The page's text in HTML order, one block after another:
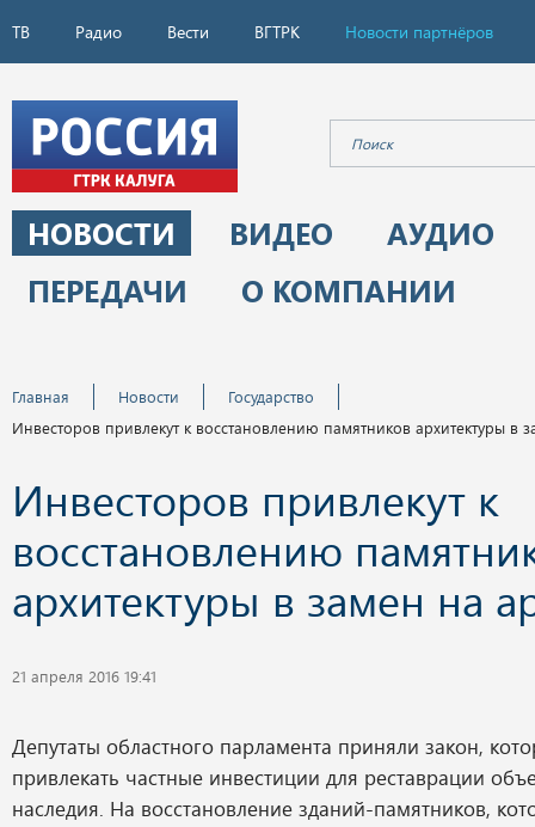
ТВ Радио Вести ВГТРК Новости партнёров
НОВОСТИ ВИДЕО
АУДИО
ПЕРЕДАЧИ
О КОМПАНИИ
Главная Новости
Государство
Инвесторов привлекут к восстановлению памятников архитектуры в
Инвесторов привлекут к
восстановлению
архитектуры в замен на
21 апреля 2016 19:41
Депутаты областного парламента приняли закон,
привлекать частные инвестиции для реставрации
наследия. На восстановление зданий-памятников,